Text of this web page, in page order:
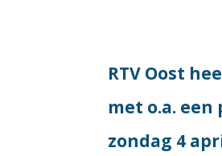
RTV Oost
met o.a.
zondag 4